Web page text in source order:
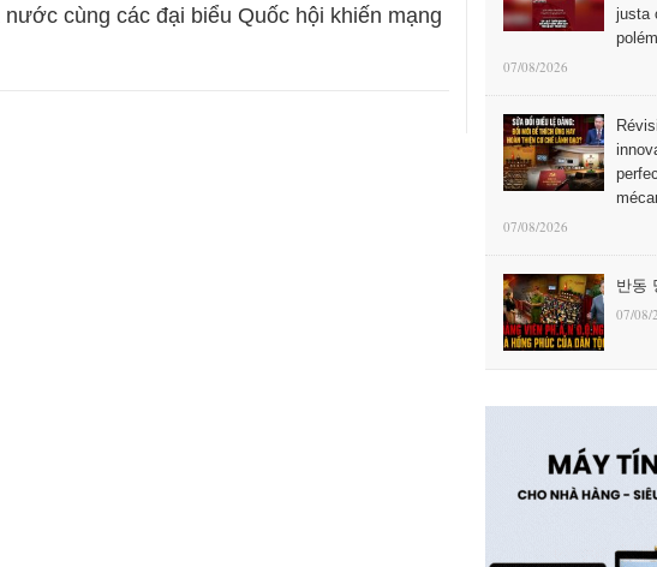
cùng các đại biểu Quốc hội khiến mạng
justa
07/08/2026
07/08/2026
반동
07/08/